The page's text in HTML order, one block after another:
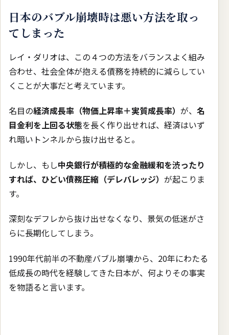
日本のバブル崩壊時は悪い方法を取っ
てしまった
レイ・ダリオは、この４つの方法をバランスよく組み
合わせ、社会全体が抱える債務を持続的に減らしてい
くことが大事だと考えています。
名目の経済成長率（物価上昇率＋実質成長率） が、 名
目金利を上回る状態を長く作り出せれば、経済はいず
れ暗いトンネルから抜け出せると。
しかし、もし中央銀行が積極的な金融緩和を渋ったり
すれば、ひどい債務圧縮（デレバレッジ） が起こりま
す。
深刻なデフレから抜け出せなくなり、景気の低迷がさ
らに長期化してしまう。
1990年代前半の不動産バブル崩壊から、20年にわたる
低成長の時代を経験してきた日本が、何よりその事実
を物語ると言います。